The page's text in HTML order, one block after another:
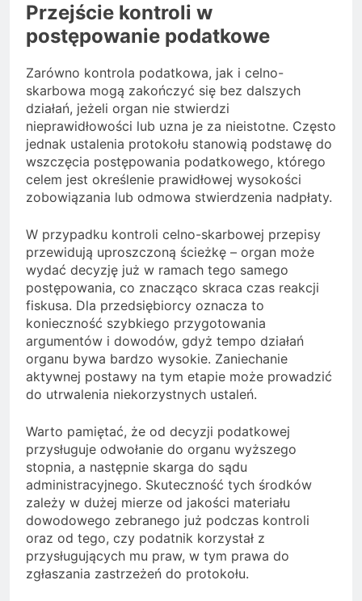
Przejście kontroli w
postępowanie podatkowe
Zarówno kontrola podatkowa, jak i celno-
skarbowa mogą zakończyć się bez dalszych
działań, jeżeli organ nie stwierdzi
nieprawidłowości lub uzna je za nieistotne. Często
jednak ustalenia protokołu stanowią podstawę do
wszczęcia postępowania podatkowego, którego
celem jest określenie prawidłowej wysokości
zobowiązania lub odmowa stwierdzenia nadpłaty.
W przypadku kontroli celno-skarbowej przepisy
przewidują uproszczoną ścieżkę – organ może
wydać decyzję już w ramach tego samego
postępowania, co znacząco skraca czas reakcji
fiskusa. Dla przedsiębiorcy oznacza to
konieczność szybkiego przygotowania
argumentów i dowodów, gdyż tempo działań
organu bywa bardzo wysokie. Zaniechanie
aktywnej postawy na tym etapie może prowadzić
do utrwalenia niekorzystnych ustaleń.
Warto pamiętać, że od decyzji podatkowej
przysługuje odwołanie do organu wyższego
stopnia, a następnie skarga do sądu
administracyjnego. Skuteczność tych środków
zależy w dużej mierze od jakości materiału
dowodowego zebranego już podczas kontroli
oraz od tego, czy podatnik korzystał z
przysługujących mu praw, w tym prawa do
zgłaszania zastrzeżeń do protokołu.